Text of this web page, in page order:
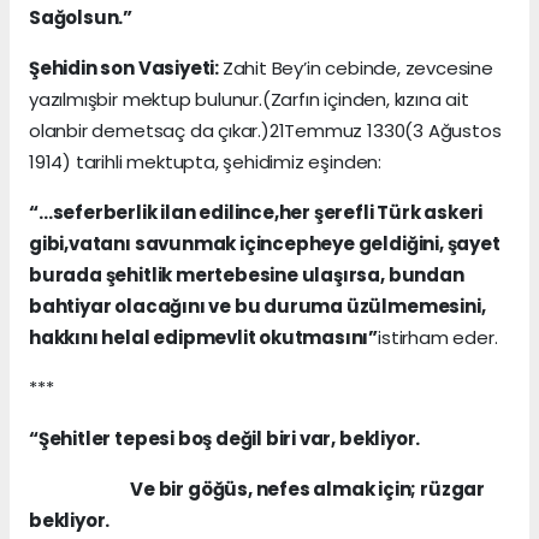
Sağolsun.”
Şehidin son Vasiyeti:Zahit Bey’in cebinde, zevcesine
yazılmışbir mektup bulunur.(Zarfın içinden, kızına ait
olanbir demetsaç da çıkar.)21Temmuz 1330(3 Ağustos
1914) tarihli mektupta, şehidimiz eşinden:
“…seferberlik ilan edilince,her şerefli Türk askeri
gibi,vatanı savunmak içincepheye geldiğini, şayet
burada şehitlik mertebesine ulaşırsa, bundan
bahtiyar olacağını ve bu duruma üzülmemesini,
hakkını helal edipmevlit okutmasını”istirham eder.
***
“Şehitler tepesi boş değil biri var, bekliyor.
Ve bir göğüs, nefes almak için; rüzgar
bekliyor.